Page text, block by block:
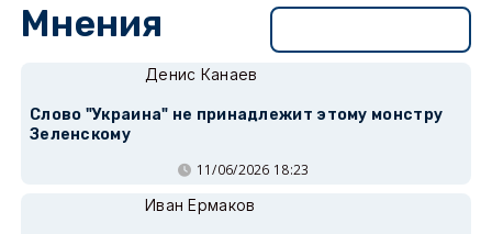
Мнения
Денис Канаев
Слово "Украина" не принадлежит этому монстру
Зеленскому
11/06/2026 18:23
Иван Ермаков